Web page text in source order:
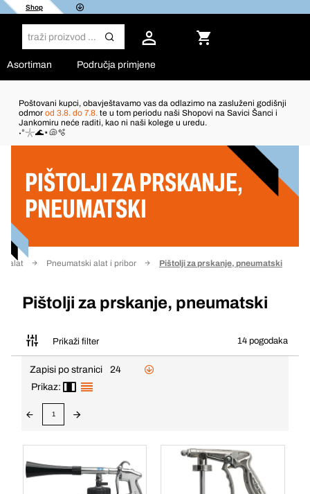
Shop
Asortiman Područja primjene
Poštovani kupci, obavještavamo vas da odlazimo na zasluženi godišnji
odmor od 3.8. do 7.8. te u tom periodu naši Shopovi na Savici Šanci i
Jankomiru neće raditi, kao ni naši kolege u uredu.
˖°𓇼🌊⋆🐚🫧
PIŠTOLJI ZA PRSKANJE,
PNEUMATSKI
alat Pneumatski alat i pribor Pištolji za prskanje, pneumatski
Pištolji za prskanje, pneumatski
Prikaži filter 14 pogodaka
Filter
Zapisi po stranici
24
Prikaz:
1